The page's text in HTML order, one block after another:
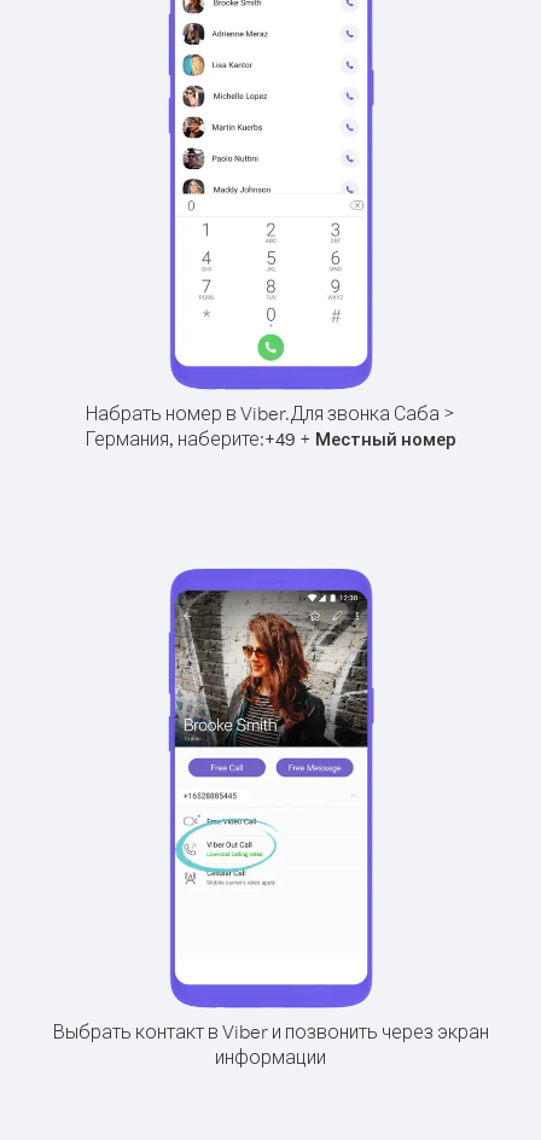
Набрать номер в Viber.Для звонка Саба >
Германия, наберите:+49 + Местный номер
Выбрать контакт в Viber и позвонить через экран
информации